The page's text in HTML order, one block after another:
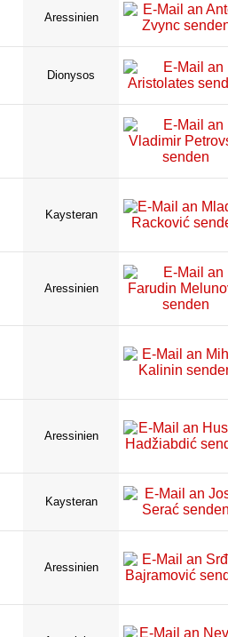
Aressinien
Dionysos
Kaysteran
Aressinien
Aressinien
Kaysteran
Aressinien